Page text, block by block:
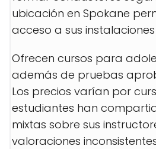
ubicación en Spokane
acceso a sus
Ofrecen cursos para
además de pruebas
Los precios varían por
estudiantes han
mixtas sobre sus
valoraciones